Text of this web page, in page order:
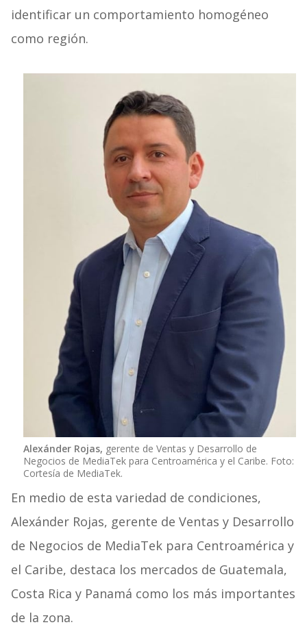
identificar un comportamiento homogéneo
como región.
Alexánder Rojas, gerente de Ventas y Desarrollo de
Negocios de MediaTek para Centroamérica y el Caribe. Foto:
Cortesía de MediaTek.
En medio de esta variedad de condiciones,
Alexánder Rojas, gerente de Ventas y Desarrollo
de Negocios de MediaTek para Centroamérica y
el Caribe, destaca los mercados de Guatemala,
Costa Rica y Panamá como los más importantes
de la zona.